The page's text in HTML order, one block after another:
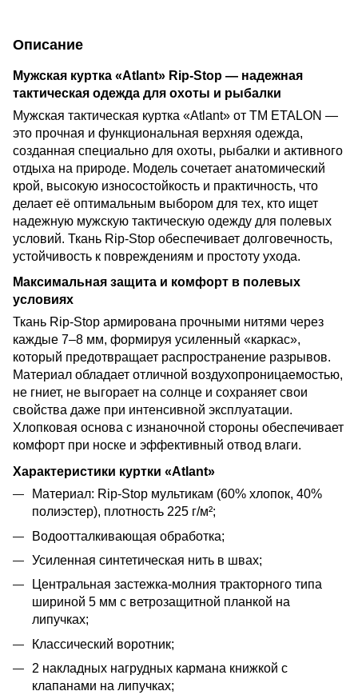
Описание
Мужская куртка «Atlant» Rip-Stop — надежная
тактическая одежда для охоты и рыбалки
Мужская тактическая куртка «Atlant» от TM ETALON —
это прочная и функциональная верхняя одежда,
созданная специально для охоты, рыбалки и активного
отдыха на природе. Модель сочетает анатомический
крой, высокую износостойкость и практичность, что
делает её оптимальным выбором для тех, кто ищет
надежную мужскую тактическую одежду для полевых
условий. Ткань Rip-Stop обеспечивает долговечность,
устойчивость к повреждениям и простоту ухода.
Максимальная защита и комфорт в полевых
условиях
Ткань Rip-Stop армирована прочными нитями через
каждые 7–8 мм, формируя усиленный «каркас»,
который предотвращает распространение разрывов.
Материал обладает отличной воздухопроницаемостью,
не гниет, не выгорает на солнце и сохраняет свои
свойства даже при интенсивной эксплуатации.
Хлопковая основа с изнаночной стороны обеспечивает
комфорт при носке и эффективный отвод влаги.
Характеристики куртки «Atlant»
Материал: Rip-Stop мультикам (60% хлопок, 40%
полиэстер), плотность 225 г/м²;
Водоотталкивающая обработка;
Усиленная синтетическая нить в швах;
Центральная застежка-молния тракторного типа
шириной 5 мм с ветрозащитной планкой на
липучках;
Классический воротник;
2 накладных нагрудных кармана книжкой с
клапанами на липучках;